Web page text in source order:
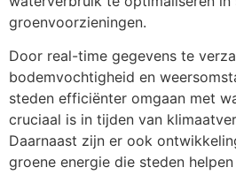
groenvoorzieningen.
Door real-time gegevens te
bodemvochtigheid en
steden efficiënter omgaan met
cruciaal is in tijden van
Daarnaast zijn er ook
groene energie die steden